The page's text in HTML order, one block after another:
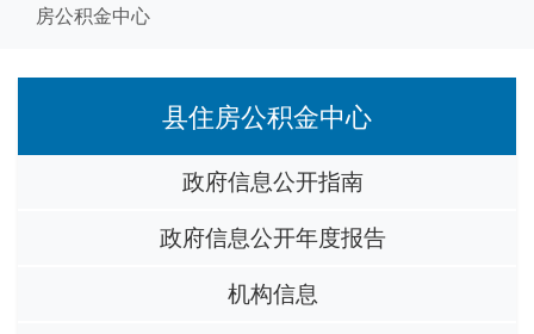
房公积金中心
县住房公积金中心
政府信息公开指南
政府信息公开年度报告
机构信息